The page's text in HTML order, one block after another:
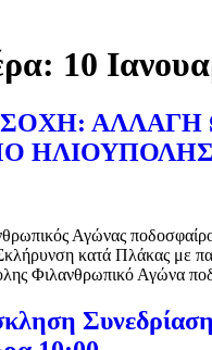
10
ΑΛΛΑΓΗ
ΗΛΙΟΥΠΟΛΗΣ
Αγώνας
κατά Πλάκας με
Φιλανθρωπικό Αγώνα